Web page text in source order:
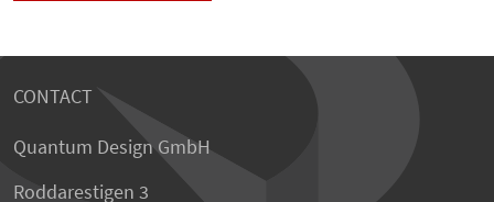
CONTACT
Quantum Design GmbH
Roddarestigen 3